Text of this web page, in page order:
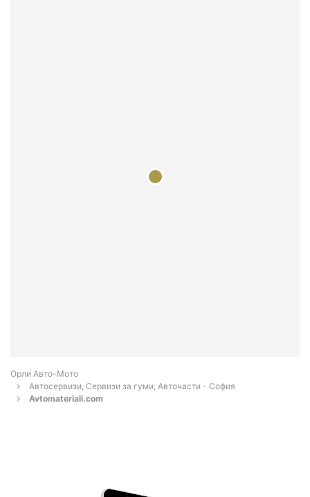
Орли Aвто-Mото
Автосервизи, Сервизи за гуми, Авточасти - София
Avtomateriali.com